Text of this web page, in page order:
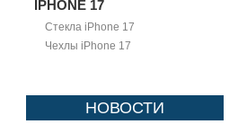
IPHONE 17
Стекла iPhone 17
Чехлы iPhone 17
НОВОСТИ